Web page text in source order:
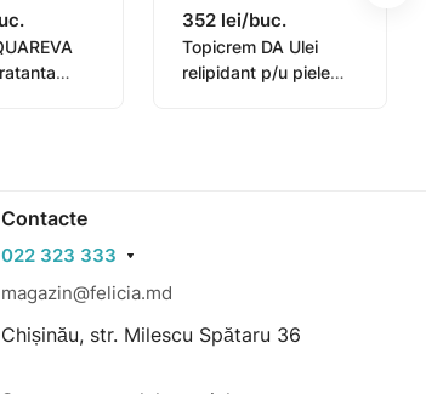
352 lei/buc.
Topicrem DA Ulei
relipidant p/u piele
Contacte
022 323 333
magazin@felicia.md
Chișinău, str. Milescu Spătaru 36